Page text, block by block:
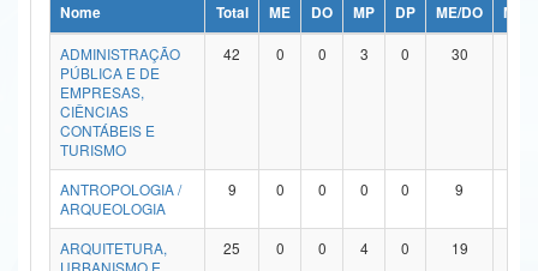
Ministério da Ciência, Tecnologia, Inovações e Comunicações
Ministério do Meio Ambiente
Ministério do Turismo
Ministério do Desenvolvimento Regional
Controladoria-Geral da União
Nome Total ME DO MP DP ME/DO
MP/
ADMINISTRAÇÃO
PÚBLICA E DE
EMPRESAS,
CIÊNCIAS
CONTÁBEIS E
TURISMO
42 0 0 3 0 30
ANTROPOLOGIA /
ARQUEOLOGIA
9 0 0 0 0 9
ARQUITETURA,
URBANISMO E
25 0 0 4 0 19